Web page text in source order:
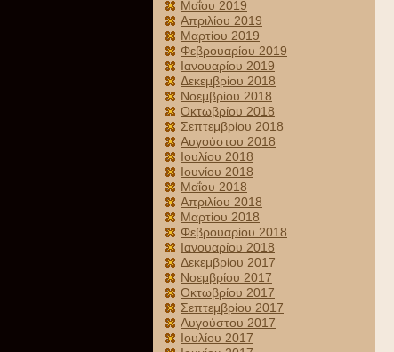
Μαΐου 2019
Απριλίου 2019
Μαρτίου 2019
Φεβρουαρίου 2019
Ιανουαρίου 2019
Δεκεμβρίου 2018
Νοεμβρίου 2018
Οκτωβρίου 2018
Σεπτεμβρίου 2018
Αυγούστου 2018
Ιουλίου 2018
Ιουνίου 2018
Μαΐου 2018
Απριλίου 2018
Μαρτίου 2018
Φεβρουαρίου 2018
Ιανουαρίου 2018
Δεκεμβρίου 2017
Νοεμβρίου 2017
Οκτωβρίου 2017
Σεπτεμβρίου 2017
Αυγούστου 2017
Ιουλίου 2017